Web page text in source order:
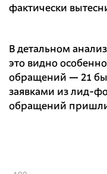
фактически
В детальном
это видно особенно
обращений — 21
заявками из лид-
обращений